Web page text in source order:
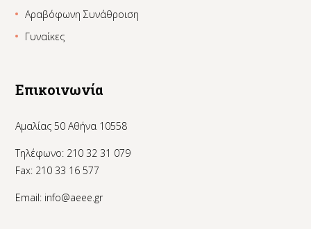
Αραβόφωνη Συνάθροιση
Γυναίκες
Επικοινωνία
Αμαλίας 50 Αθήνα 10558
Τηλέφωνο: 210 32 31 079
Fax: 210 33 16 577
Email: info@aeee.gr